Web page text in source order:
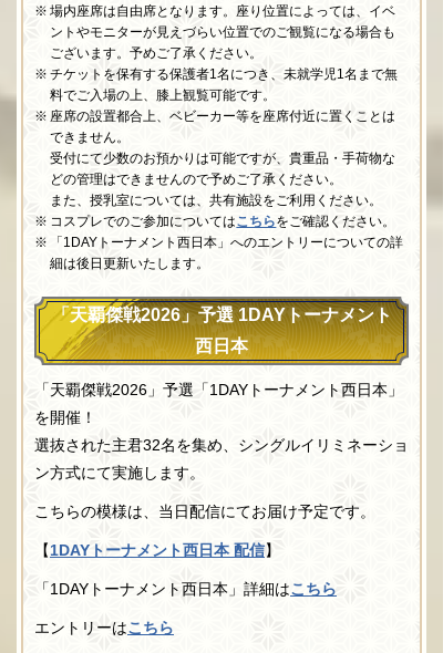
場内座席は自由席となります。座り位置によっては、イベ
ントやモニターが見えづらい位置でのご観覧になる場合も
ございます。予めご了承ください。
チケットを保有する保護者1名につき、未就学児1名まで無
料でご入場の上、膝上観覧可能です。
座席の設置都合上、ベビーカー等を座席付近に置くことは
できません。
受付にて少数のお預かりは可能ですが、貴重品・手荷物な
どの管理はできませんので予めご了承ください。
また、授乳室については、共有施設をご利用ください。
コスプレでのご参加についてはこちらをご確認ください。
「1DAYトーナメント西日本」へのエントリーについての詳
細は後日更新いたします。
「天覇傑戦2026」予選 1DAYトーナメント
西日本
「天覇傑戦2026」予選「1DAYトーナメント西日本」
を開催！
選抜された主君32名を集め、シングルイリミネーショ
ン方式にて実施します。
こちらの模様は、当日配信にてお届け予定です。
【1DAY トーナメント西日本 配信】
「1DAY トーナメント西日本」詳細はこちら
エントリーはこちら